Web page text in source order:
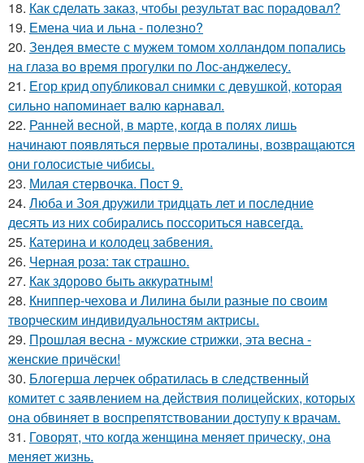
18. Как сделать заказ, чтобы результат вас порадовал?
19. Емена чиа и льна - полезно?
20. Зендея вместе с мужем томом холландом попались
на глаза во время прогулки по Лос-анджелесу.
21. Егор крид опубликовал снимки с девушкой, которая
сильно напоминает валю карнавал.
22. Ранней весной, в марте, когда в полях лишь
начинают появляться первые проталины, возвращаются
они голосистые чибисы.
23. Милая стервочка. Пост 9.
24. Люба и Зоя дружили тридцать лет и последние
десять из них собирались поссориться навсегда.
25. Катерина и колодец забвения.
26. Черная роза: так страшно.
27. Как здорово быть аккуратным!
28. Книппер-чехова и Лилина были разные по своим
творческим индивидуальностям актрисы.
29. Прошлая весна - мужские стрижки, эта весна -
женские причёски!
30. Блогерша лерчек обратилась в следственный
комитет с заявлением на действия полицейских, которых
она обвиняет в воспрепятствовании доступу к врачам.
31. Говорят, что когда женщина меняет прическу, она
меняет жизнь.